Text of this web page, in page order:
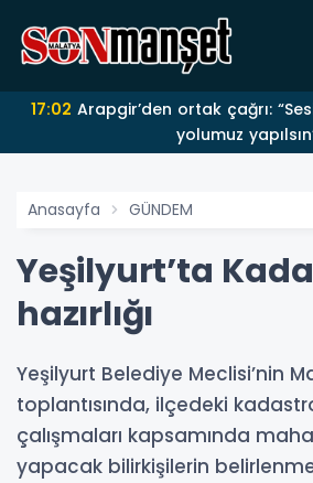
17:02
yolumuz
Anasayfa GÜNDEM
Yeşilyurt’ta
hazırlığı
Yeşilyurt Belediye Meclisi’nin
toplantısında, ilçedeki
çalışmaları kapsamında
yapacak bilirkişilerin